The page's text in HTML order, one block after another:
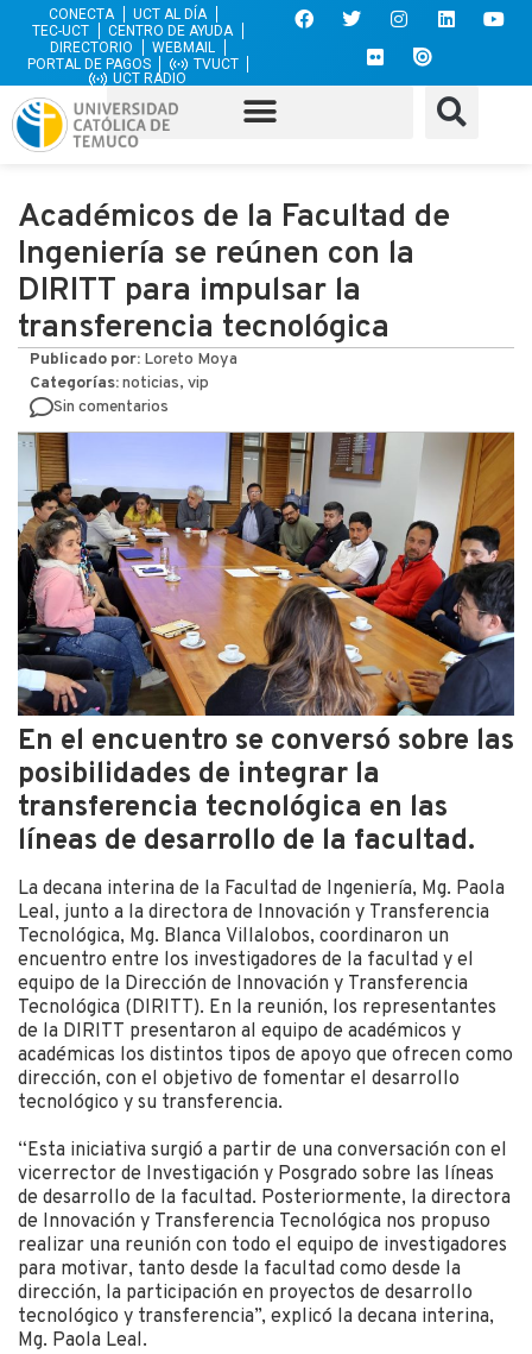
CONECTA
UCT AL DÍA
TEC-UCT
CENTRO DE AYUDA
DIRECTORIO
WEBMAIL
PORTAL DE PAGOS
TVUCT
UCT RADIO
Académicos de la Facultad de
Ingeniería se reúnen con la
DIRITT para impulsar la
transferencia tecnológica
Publicado por: Loreto Moya
Categorías:noticias, vip
Sin comentarios
En el encuentro se conversó sobre las
posibilidades de integrar la
transferencia tecnológica en las
líneas de desarrollo de la facultad.
La decana interina de la Facultad de Ingeniería, Mg. Paola
Leal, junto a la directora de Innovación y Transferencia
Tecnológica, Mg. Blanca Villalobos, coordinaron un
encuentro entre los investigadores de la facultad y el
equipo de la Dirección de Innovación y Transferencia
Tecnológica (DIRITT). En la reunión, los representantes
de la DIRITT presentaron al equipo de académicos y
académicas los distintos tipos de apoyo que ofrecen como
dirección, con el objetivo de fomentar el desarrollo
tecnológico y su transferencia.
“Esta iniciativa surgió a partir de una conversación con el
vicerrector de Investigación y Posgrado sobre las líneas
de desarrollo de la facultad. Posteriormente, la directora
de Innovación y Transferencia Tecnológica nos propuso
realizar una reunión con todo el equipo de investigadores
para motivar, tanto desde la facultad como desde la
dirección, la participación en proyectos de desarrollo
tecnológico y transferencia”, explicó la decana interina,
Mg. Paola Leal.